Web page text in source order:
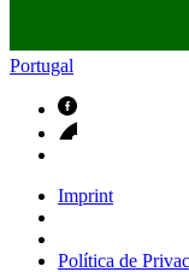
Portugal
Imprint
Política de